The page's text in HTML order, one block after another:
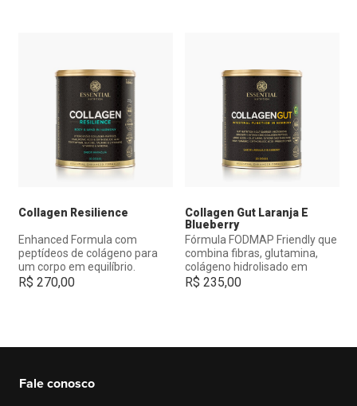
Collagen Resilience
Enhanced Formula com
peptídeos de colágeno para
um corpo em equilíbrio.
R$ 270,00
Collagen Gut Laranja E
Blueberry
Fórmula FODMAP Friendly que
combina fibras, glutamina,
colágeno hidrolisado em
peptídeos e outros
R$ 235,00
Fale conosco